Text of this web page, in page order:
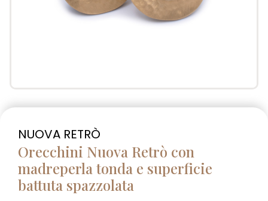
NUOVA RETRÒ
Orecchini Nuova Retrò con
madreperla tonda e superficie
battuta spazzolata